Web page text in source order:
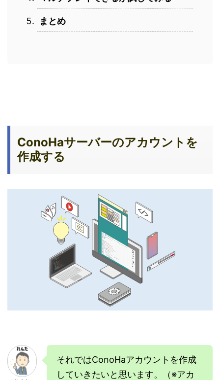
まとめ
ConoHaサーバーのアカウントを
作成する
それではConoHaアカウントを作成
していきたいと思います。（※アカ